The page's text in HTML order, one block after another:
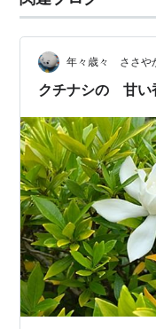
年々歳々 ささや
クチナシの 甘